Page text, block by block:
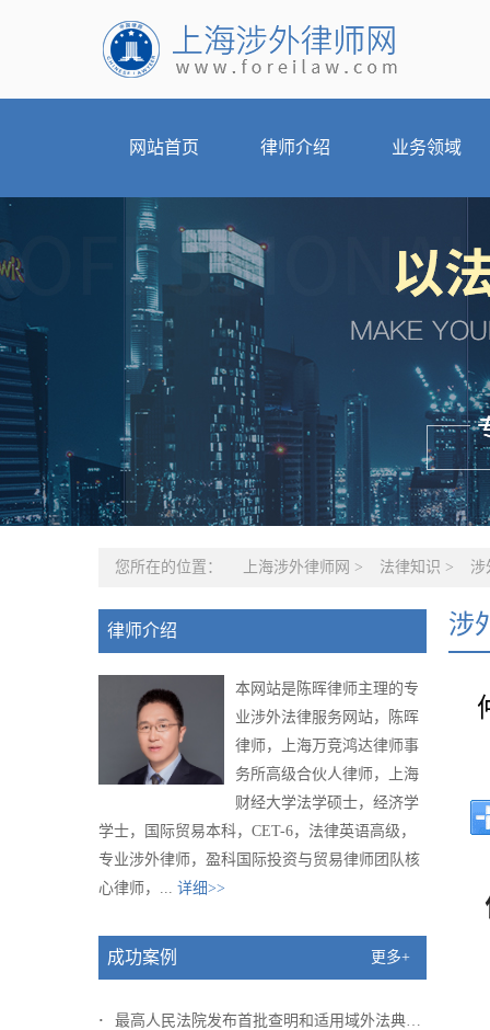
网站首页 律师介绍 业务领域
您所在的位置： 上海涉外律师网 > 法律知识 > 涉
律师介绍
本网站是陈晖律师主理的专
业涉外法律服务网站，陈晖
律师，上海万竞鸿达律师事
务所高级合伙人律师，上海
财经大学法学硕士，经济学
学士，国际贸易本科，CET-6，法律英语高级，
专业涉外律师，盈科国际投资与贸易律师团队核
心律师，... 详细>>
成功案例 更多+
最高人民法院发布首批查明和适用域外法典型...
涉